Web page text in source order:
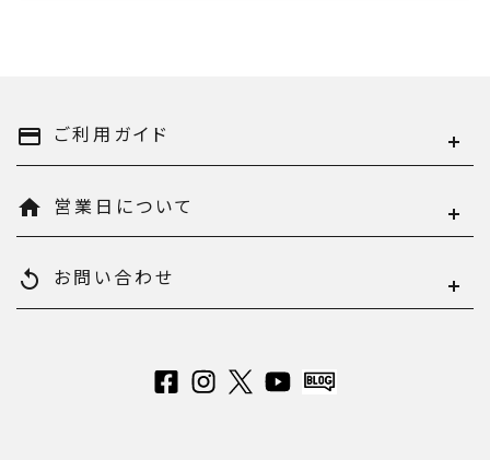
payment ご利用ガイド
home 営業日について
replay お問い合わせ